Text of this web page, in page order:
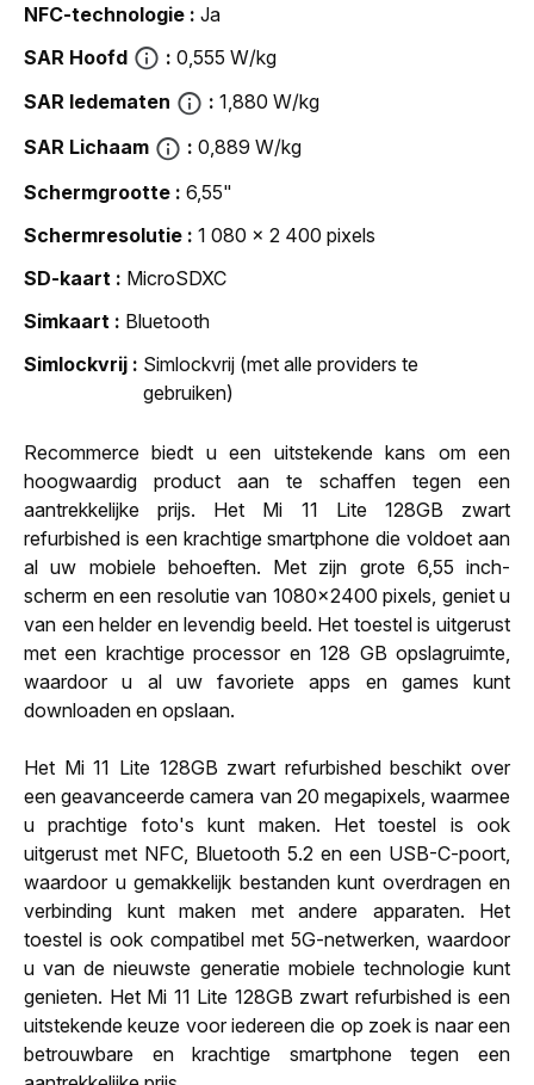
NFC-technologie
Ja
SAR Hoofd
0,555 W/kg
SAR ledematen
1,880 W/kg
SAR Lichaam
0,889 W/kg
Schermgrootte
6,55"
Schermresolutie
1 080 x 2 400 pixels
SD-kaart
MicroSDXC
Simkaart
Bluetooth
Simlockvrij
Simlockvrij (met alle providers te
gebruiken)
Recommerce biedt u een uitstekende kans om een
hoogwaardig product aan te schaffen tegen een
aantrekkelijke prijs. Het Mi 11 Lite 128GB zwart
refurbished is een krachtige smartphone die voldoet aan
al uw mobiele behoeften. Met zijn grote 6,55 inch-
scherm en een resolutie van 1080x2400 pixels, geniet u
van een helder en levendig beeld. Het toestel is uitgerust
met een krachtige processor en 128 GB opslagruimte,
waardoor u al uw favoriete apps en games kunt
downloaden en opslaan.
Het Mi 11 Lite 128GB zwart refurbished beschikt over
een geavanceerde camera van 20 megapixels, waarmee
u prachtige foto's kunt maken. Het toestel is ook
uitgerust met NFC, Bluetooth 5.2 en een USB-C-poort,
waardoor u gemakkelijk bestanden kunt overdragen en
verbinding kunt maken met andere apparaten. Het
toestel is ook compatibel met 5G-netwerken, waardoor
u van de nieuwste generatie mobiele technologie kunt
genieten. Het Mi 11 Lite 128GB zwart refurbished is een
uitstekende keuze voor iedereen die op zoek is naar een
betrouwbare en krachtige smartphone tegen een